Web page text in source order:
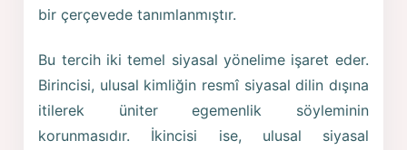
bir çerçevede tanımlanmıştır.
Bu tercih iki temel siyasal yönelime işaret eder.
Birincisi, ulusal kimliğin resmî siyasal dilin dışına
itilerek üniter egemenlik söyleminin
korunmasıdır. İkincisi ise, ulusal siyasal